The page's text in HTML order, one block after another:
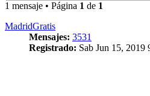
1 mensaje • Página 1 de 1
MadridGratis
Mensajes: 3531
Registrado: Sab Jun 15, 2019